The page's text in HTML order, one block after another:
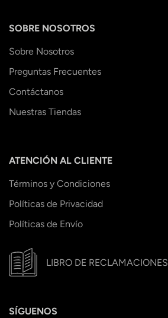
SOBRE NOSOTROS
Sobre Nosotros
Preguntas Frecuentes
Contáctanos
Nuestras Tiendas
ATENCIÓN AL CLIENTE
Términos y Condiciones
Políticas de Privacidad
Políticas de Envío
LIBRO DE RECLAMACIONES
SÍGUENOS